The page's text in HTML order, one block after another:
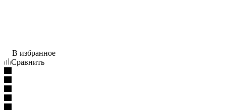
В избранное
Сравнить